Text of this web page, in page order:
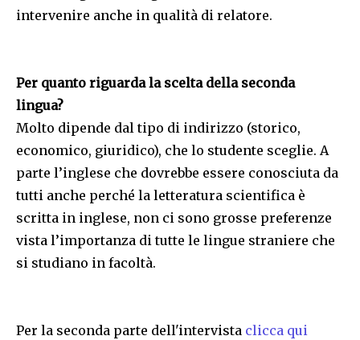
intervenire anche in qualità di relatore.
Per quanto riguarda la scelta della seconda
lingua?
Molto dipende dal tipo di indirizzo (storico,
economico, giuridico), che lo studente sceglie. A
parte l’inglese che dovrebbe essere conosciuta da
tutti anche perché la letteratura scientifica è
scritta in inglese, non ci sono grosse preferenze
vista l’importanza di tutte le lingue straniere che
si studiano in facoltà.
Per la seconda parte dell'intervista clicca qui